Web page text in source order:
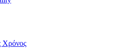
Χρόνος